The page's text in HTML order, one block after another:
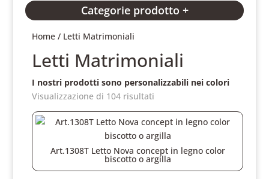
Categorie prodotto +
Home / Letti Matrimoniali
Letti Matrimoniali
I nostri prodotti sono personalizzabili nei colori
Visualizzazione di 104 risultati
Art.1308T Letto Nova concept in legno color
biscotto o argilla